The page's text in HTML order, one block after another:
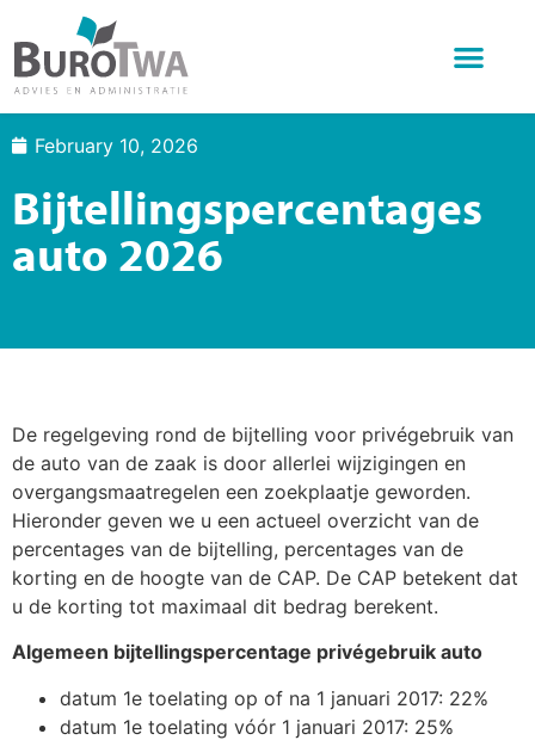
February 10, 2026
Bijtellingspercentages
auto 2026
De regelgeving rond de bijtelling voor privégebruik van
de auto van de zaak is door allerlei wijzigingen en
overgangsmaatregelen een zoekplaatje geworden.
Hieronder geven we u een actueel overzicht van de
percentages van de bijtelling, percentages van de
korting en de hoogte van de CAP. De CAP betekent dat
u de korting tot maximaal dit bedrag berekent.
Algemeen bijtellingspercentage privégebruik auto
datum 1e toelating op of na 1 januari 2017: 22%
datum 1e toelating vóór 1 januari 2017: 25%